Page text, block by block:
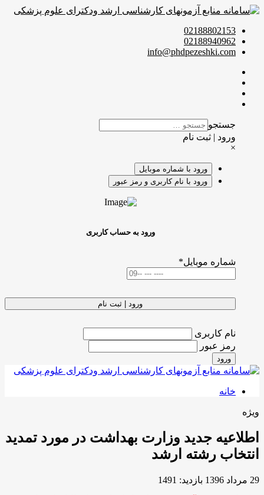
02188802153
02188940962
info@phdpezeshki.com
جستجو
ورود | ثبت نام
×
ورود با شماره موبایل
ورود با نام کاربری و رمز عبور
ورود به حساب کاربری
شماره موبایل*
ورود | ثبت نام
نام کاربری
رمز عبور
ورود
خانه
ویژه
اطلاعیه جدید وزارت بهداشت در مورد تمدید
انتخاب رشته ارشد
29 مرداد 1396 بازدید: 1491